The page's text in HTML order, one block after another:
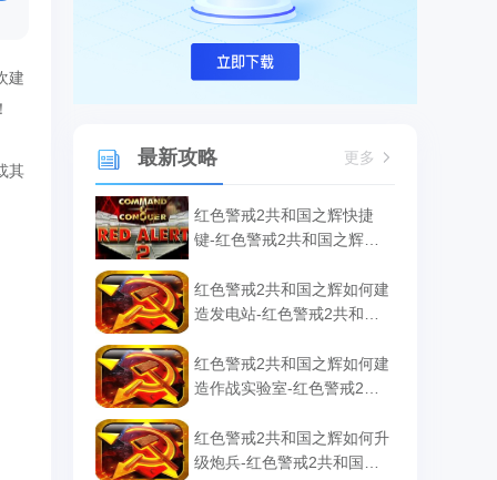
建
其
最新攻略 更多
红色警戒2共和国之辉快捷
键-红色警戒2共和国之辉快
红色警戒2共和国之辉如何建
造发电站-红色警戒2共和国
红色警戒2共和国之辉如何建
造作战实验室-红色警戒2共
方法
红色警戒2共和国之辉如何升
级炮兵-红色警戒2共和国之